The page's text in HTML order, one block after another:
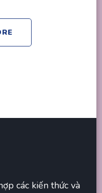
các kiến thức và